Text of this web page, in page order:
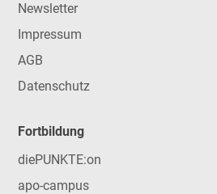
Newsletter
Impressum
AGB
Datenschutz
Fortbildung
diePUNKTE:on
apo-campus